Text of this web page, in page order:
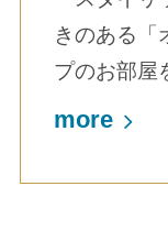
きのある「
プのお部屋
more